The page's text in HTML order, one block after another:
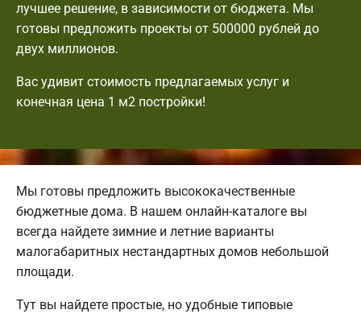
лучшее решение, в зависимости от бюджета. Мы
готовы предложить проекты от 500000 рублей до
двух миллионов.
Вас удивит стоимость предлагаемых услуг и
конечная цена 1 м2 постройки!
Мы готовы предложить высококачественные
бюджетные дома. В нашем онлайн-каталоге вы
всегда найдете зимние и летние варианты
малогабаритных нестандартных домов небольшой
площади.
Тут вы найдете простые, но удобные типовые